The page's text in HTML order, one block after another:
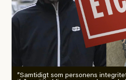
”Samtidigt som personens